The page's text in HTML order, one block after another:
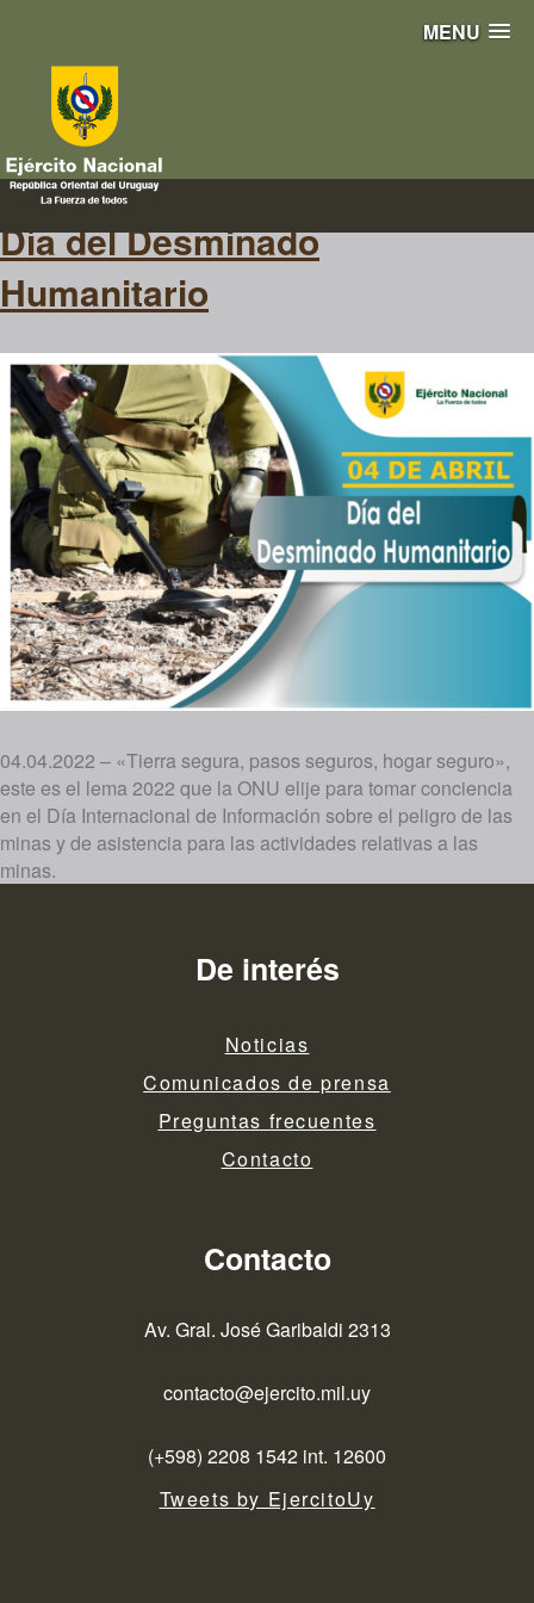
MENU
Humanitario
Día del Desminado
Humanitario
04.04.2022 – «Tierra segura, pasos seguros, hogar seguro»,
este es el lema 2022 que la ONU elije para tomar conciencia
en el Día Internacional de Información sobre el peligro de las
minas y de asistencia para las actividades relativas a las
minas.
De interés
Noticias
Comunicados de prensa
Preguntas frecuentes
Contacto
Contacto
Av. Gral. José Garibaldi 2313
contacto@ejercito.mil.uy
(+598) 2208 1542 int. 12600
Tweets by EjercitoUy